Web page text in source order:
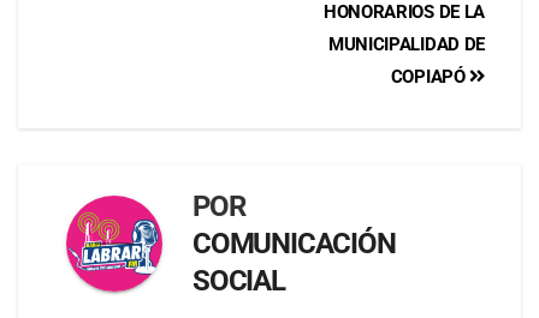
HONORARIOS DE LA
MUNICIPALIDAD DE
COPIAPÓ
POR
COMUNICACIÓN
SOCIAL